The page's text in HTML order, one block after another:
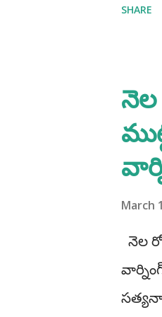
కీలక
పాఠశాల
SHARE
నెల
March
నెల